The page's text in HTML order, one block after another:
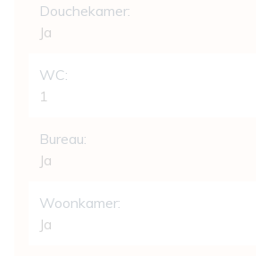
Douchekamer:
Ja
WC:
1
Bureau:
Ja
Woonkamer:
Ja